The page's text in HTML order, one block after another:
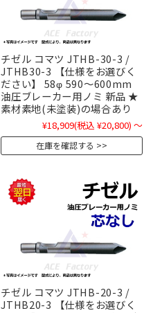
チゼル コマツ JTHB-30-3 /
JTHB30-3 【仕様をお選びく
ださい】 58φ 590～600mm
油圧ブレーカー用ノミ 新品 ★
素材素地(未塗装)の場合あり
¥18,909(税込 ¥20,800) ～
在庫を確認する
チゼル コマツ JTHB-20-3 /
JTHB20-3 【仕様をお選びく